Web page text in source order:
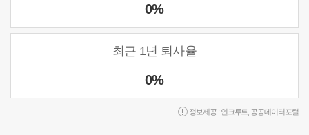
0%
최근 1년 퇴사율
0%
정보제공 : 인크루트 공공데이터포털